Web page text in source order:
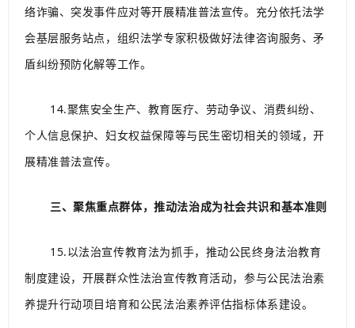
络诈骗、突发事件应对等开展精准普法宣传。充分依托法学
会基层服务站点，组织法学专家积极做好法律咨询服务、矛
盾纠纷预防化解等工作。
14.聚焦安全生产、教育医疗、劳动争议、消费纠纷、
个人信息保护、妇女权益保障等与民生密切相关的领域，开
展精准普法宣传。
三、聚焦重点群体，推动法治成为社会共识和基本准则
15.以法治宣传教育法为抓手，推动公民终身法治教育
制度建设，开展群众性法治宣传教育活动，参与公民法治素
养提升行动项目培育和公民法治素养评估指标体系建设。